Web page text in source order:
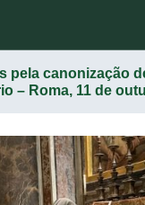
pela canonização
– Roma, 11 de